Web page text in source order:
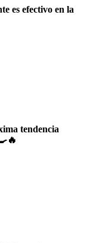
es efectivo en la
tendencia